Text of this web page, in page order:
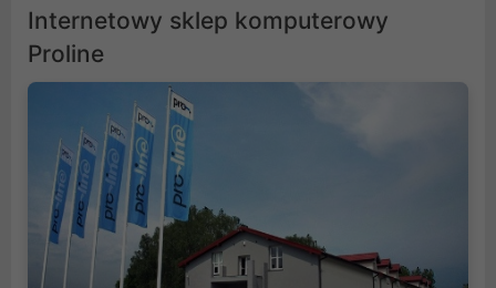
Internetowy sklep komputerowy
Proline